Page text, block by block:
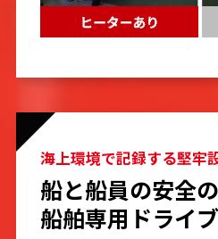
海上環境で記録する堅牢
船と船員の安全
船舶専⽤ドライ